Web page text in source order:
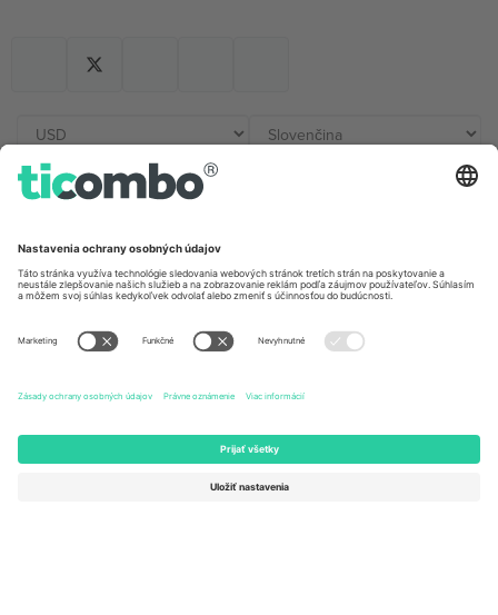
Unter den Linden 24, 10117
167 City Road, London, Greater
Kingdom
United States
Newark, Delaware 19713, United
States
Switzerland
Engelberg, Switzerland